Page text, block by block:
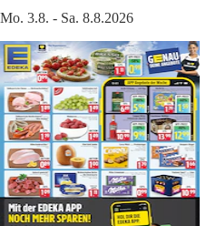
Mo. 3.8. - Sa. 8.8.2026